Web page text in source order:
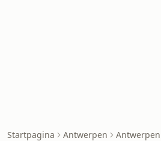
Startpagina Antwerpen Antwerpen